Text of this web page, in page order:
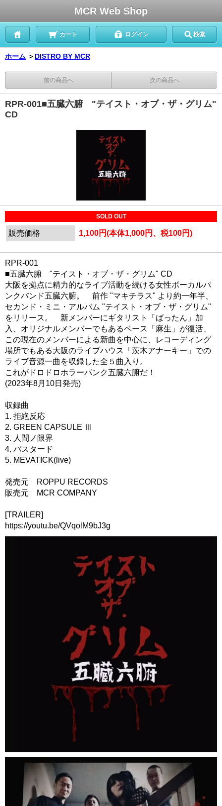
MCR Web Shop
カート ログイン 検索
ホーム ＞ DISTRO BY MCR
前の商品へ 次の商品へ
RPR-001■五臓六腑 "テイスト・オブ・ザ・グリム"
CD
SOLD OUT
販売価格 1,100円(本体1,000円、税100円)
RPR-001
■五臓六腑 "テイスト・オブ・ザ・グリム" CD
大阪を拠点に精力的なライブ活動を続ける女性ボーカルパ
ンクバンド五臓六腑。 前作 "マキチラス" より約一年半、
セカンド・ミニ・アルバム "テイスト・オブ・ザ・グリム"
をリリース。 新メンバーにギタリスト「ばったん」加
入、オリジナルメンバーでもあるベース「麻生」が復活、
この現在のメンバーによる新曲を中心に、レコーディング
場所でもある大阪のライブハウス「茨木アナーキー」での
ライブ音源一曲を収録した全５曲入り。
これがドロドロホラーパンク五臓六腑だ！
(2023年8月10日発売)
収録曲
1. 拒絶反応
2. GREEN CAPSULE Ⅲ
3. 人間ノ限界
4. バスタード
5. MEVATICK(live)
発売元 ROPPU RECORDS
販売元 MCR COMPANY
[TRAILER]
https://youtu.be/QVqolM9bJ3g